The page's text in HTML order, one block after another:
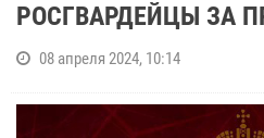
РОСГВАРДЕЙЦЫ ЗА
08 апреля 2024, 10:14